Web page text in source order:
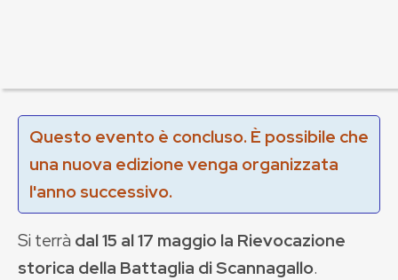
Questo evento è concluso. È possibile che
una nuova edizione venga organizzata
l'anno successivo.
Si terrà dal 15 al 17 maggio la Rievocazione
storica della Battaglia di Scannagallo.